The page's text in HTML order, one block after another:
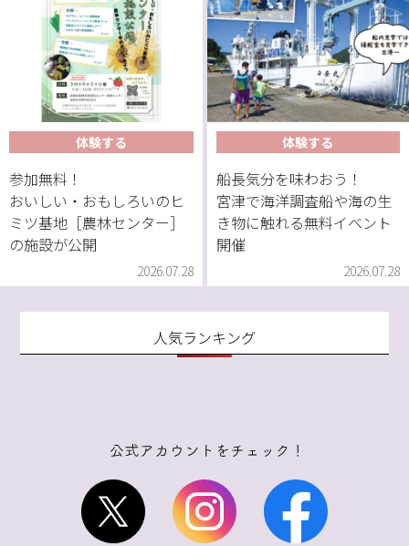
体験する
参加無料！
おいしい・おもしろいのヒ
ミツ基地［農林センター］
の施設が公開
2026.07.28
体験する
船長気分を味わおう！
宮津で海洋調査船や海の生
き物に触れる無料イベント
開催
2026.07.28
人気ランキング